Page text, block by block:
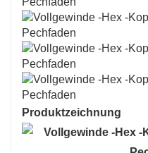
Produktzeichnung